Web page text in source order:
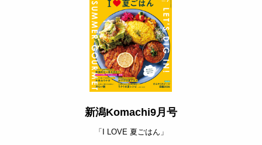
新潟Komachi9月号
「I LOVE 夏ごはん」